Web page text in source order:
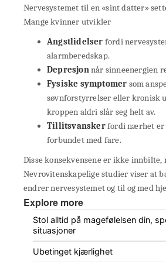
Nervesystemet til en «sint datter»
Mange kvinner utvikler
Angstlidelser fordi
alarmberedskap.
Depresjonnår sinneenergien
Fysiske symptomer som
søvnforstyrrelser eller kronisk
kroppen aldri slår seg helt av.
Tillitsvanskerfordi nærhet er
forbundet med fare.
Disse konsekvensene er ikke innbilte,
Nevrovitenskapelige studier viser at
endrer nervesystemet og til og med
Explore more
Stol alltid på magefølelsen din,
situasjoner
Ubetinget kjærlighet